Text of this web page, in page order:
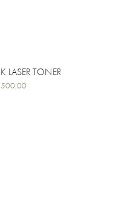
LASER TONER
500,00